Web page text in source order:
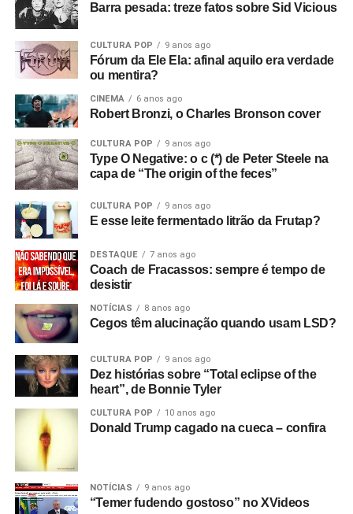
Barra pesada: treze fatos sobre Sid Vicious
CULTURA POP 9 anos ago
Fórum da Ele Ela: afinal aquilo era verdade
ou mentira?
CINEMA 6 anos ago
Robert Bronzi, o Charles Bronson cover
CULTURA POP 9 anos ago
Type O Negative: o c (*) de Peter Steele na
capa de “The origin of the feces”
CULTURA POP 9 anos ago
E esse leite fermentado litrão da Frutap?
DESTAQUE 7 anos ago
Coach de Fracassos: sempre é tempo de
desistir
NOTÍCIAS 8 anos ago
Cegos têm alucinação quando usam LSD?
CULTURA POP 9 anos ago
Dez histórias sobre “Total eclipse of the
heart”, de Bonnie Tyler
CULTURA POP 10 anos ago
Donald Trump cagado na cueca – confira
NOTÍCIAS 9 anos ago
“Temer fudendo gostoso” no XVideos